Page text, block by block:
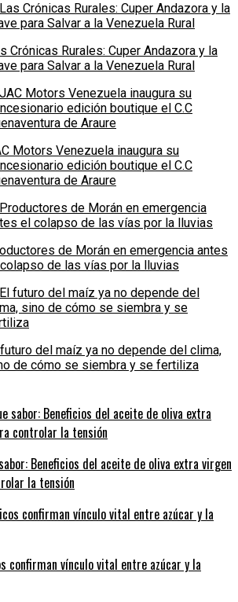
Crónicas Rurales: Cuper Andazora y la
para Salvar a la Venezuela Rural
Motors Venezuela inaugura su
edición boutique el C.C
de Araure
de Morán en emergencia antes
de las vías por la lluvias
del maíz ya no depende del clima,
de cómo se siembra y se fertiliza
Beneficios del aceite de oliva extra virgen
la tensión
confirman vínculo vital entre azúcar y la